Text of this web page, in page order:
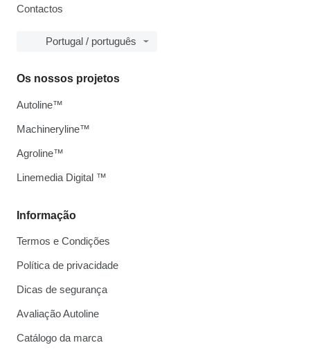
Contactos
Portugal / português
Informação
Termos e Condições
Política de privacidade
Dicas de segurança
Avaliação Autoline
Catálogo da marca
Os nossos projetos
Autoline™
Machineryline™
Agroline™
Linemedia Digital ™